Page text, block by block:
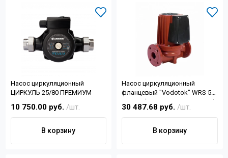
Насос циркуляционный
ЦИРКУЛЬ 25/80 ПРЕМИУМ
10 750.00 руб. /шт.
В корзину
Насос циркуляционный
фланцевый "Vodotok" WRS 50-
1500-F, (1.5кВт, 24м3/ч, Н-14, d
отв.2",dфланца 136)
30 487.68 руб. /шт.
В корзину